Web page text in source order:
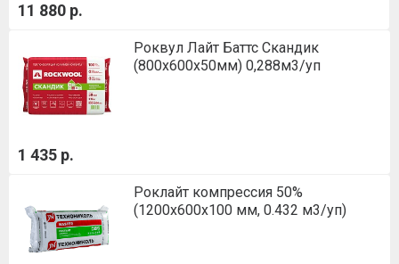
11 880 р.
Роквул Лайт Баттс Скандик
(800х600х50мм) 0,288м3/уп
1 435 р.
Роклайт компрессия 50%
(1200х600х100 мм, 0.432 м3/уп)